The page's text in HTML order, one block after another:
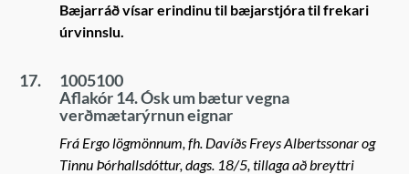
Bæjarráð vísar erindinu til bæjarstjóra til frekari
úrvinnslu.
17.
1005100
Aflakór 14. Ósk um bætur vegna
verðmætarýrnun eignar
Frá Ergo lögmönnum, fh. Davíðs Freys Albertssonar og
Tinnu Þórhallsdóttur, dags. 18/5, tillaga að breyttri